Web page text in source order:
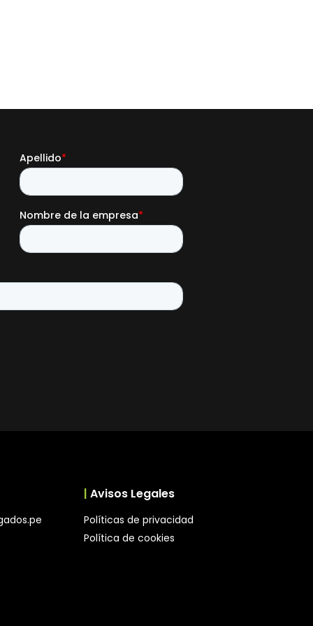
| Avisos Legales
Políticas de privacidad
Política de cookies